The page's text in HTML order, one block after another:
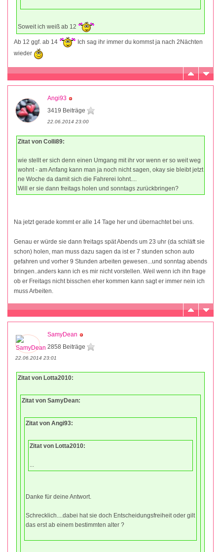
Soweit ich weiß ab 12
Ab 12 ggf. ab 14
Ich sag ihr immer du kommst ja nach 2Nächten
wieder
Angi93
3419 Beiträge
22.06.2014 23:00
Zitat von Colli89:
wie stellt er sich denn einen Umgang mit ihr vor wenn er so weit weg
wohnt - am Anfang kann man ja noch nicht sagen, okay sie bleibt jetzt
ne Woche da damit sich die Fahrerei lohnt....
Will er sie dann freitags holen und sonntags zurückbringen?
Na jetzt gerade kommt er alle 14 Tage her und übernachtet bei uns.
Genau er würde sie dann freitags spät Abends um 23 uhr (da schläft sie
schon) holen, man muss dazu sagen da ist er 7 stunden schon auto
gefahren und vorher 9 Stunden arbeiten gewesen...und sonntag abends
bringen..anders kann ich es mir nicht vorstellen. Weil wenn ich ihn frage
ob er Freitags nicht bisschen eher kommen kann sagt er immer nein ich
muss Arbeiten.
SamyDean
2858 Beiträge
22.06.2014 23:01
Zitat von Lotta2010:
Zitat von SamyDean:
Zitat von Angi93:
Zitat von Lotta2010:
Danke für deine Antwort.
Schrecklich....dabei hat sie doch Entscheidungsfreiheit oder gilt
das erst ab einem bestimmten alter ?